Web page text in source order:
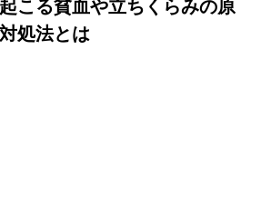
こる貧血や立ちくらみの原
処法とは